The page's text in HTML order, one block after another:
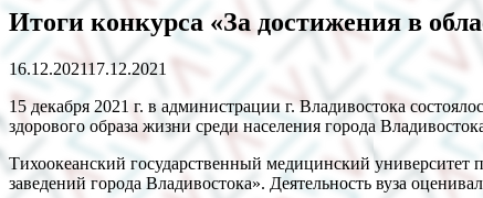
Итоги конкурса «За достижения в
16.12.202117.12.2021
15 декабря 2021 г. в администрации г. Владивостока
здорового образа жизни среди населения города
Тихоокеанский государственный медицинский
заведений города Владивостока». Деятельность вуза